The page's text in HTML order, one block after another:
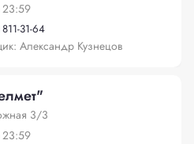
31-64
Александр Кузнецов
3/3